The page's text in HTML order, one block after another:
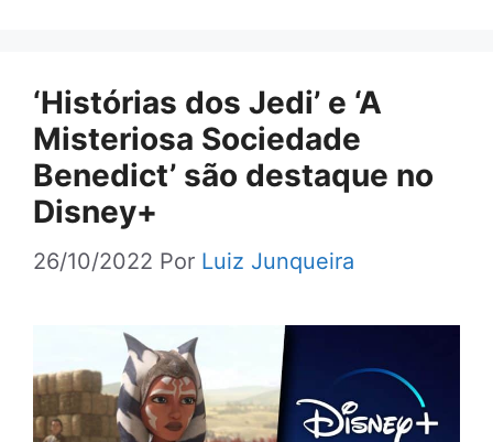
‘Histórias dos Jedi’ e ‘A
Misteriosa Sociedade
Benedict’ são destaque no
Disney+
26/10/2022 Por Luiz Junqueira